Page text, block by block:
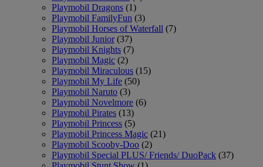
Playmobil Dragons (1)
Playmobil FamilyFun (3)
Playmobil Horses of Waterfall (7)
Playmobil Junior (37)
Playmobil Knights (7)
Playmobil Magic (2)
Playmobil Miraculous (15)
Playmobil My Life (50)
Playmobil Naruto (3)
Playmobil Novelmore (6)
Playmobil Pirates (13)
Playmobil Princess (5)
Playmobil Princess Magic (21)
Playmobil Scooby-Doo (2)
Playmobil Special PLUS/ Friends/ DuoPack (37)